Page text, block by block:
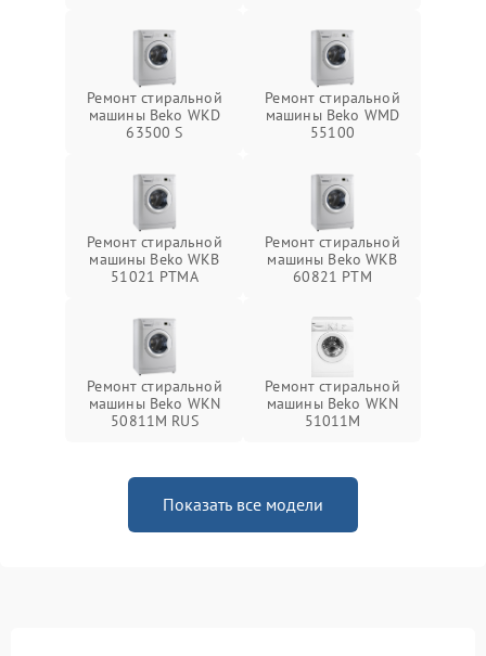
Ремонт стиральной
машины Beko WKD
63500 S
Ремонт стиральной
машины Beko WMD
55100
Ремонт стиральной
машины Beko WKB
51021 PTМА
Ремонт стиральной
машины Beko WKB
60821 PTМ
Ремонт стиральной
машины Beko WKN
50811M RUS
Ремонт стиральной
машины Beko WKN
51011M
Показать все модели